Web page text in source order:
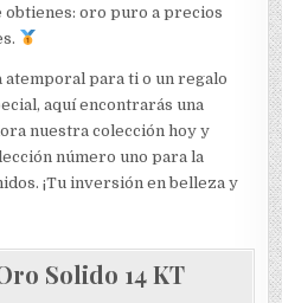
obtienes: oro puro a precios
atemporal para ti o un regalo
aquí encontrarás una
nuestra colección hoy y
número uno para la
¡Tu inversión en belleza y
Solido 14 KT